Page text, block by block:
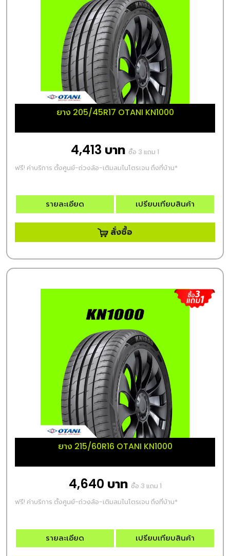
ยาง 205/45R17 OTANI KN1000
4,413 บาท ซื้อ 3 แถม 1
ฟรี! ค่าบริการ ตั้งศูนย์-ถ่วงล้อ-เติมลมไนโตรเจน ถึงที่บ้าน*
รายละเอียด เปรียบเทียบสินค้า
สั่งซื้อ
ยาง 215/60R16 OTANI KN1000
4,640 บาท ซื้อ 3 แถม 1
ฟรี! ค่าบริการ ตั้งศูนย์-ถ่วงล้อ-เติมลมไนโตรเจน ถึงที่บ้าน*
รายละเอียด เปรียบเทียบสินค้า